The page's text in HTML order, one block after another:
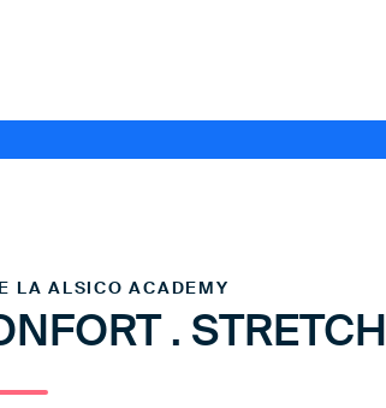
LA ALSICO ACADEMY
. STRETCH